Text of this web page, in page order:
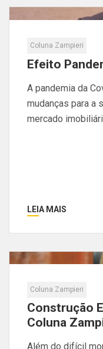
Coluna Zampieri
Efeito
A pandemia da
mudanças para a
mercado
LEIA MAIS
Coluna Zampieri
Construção
Coluna
Além do difícil